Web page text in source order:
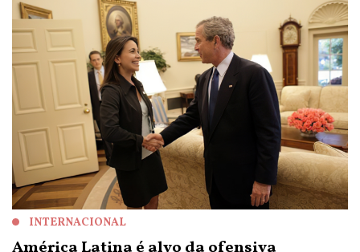
INTERNACIONAL